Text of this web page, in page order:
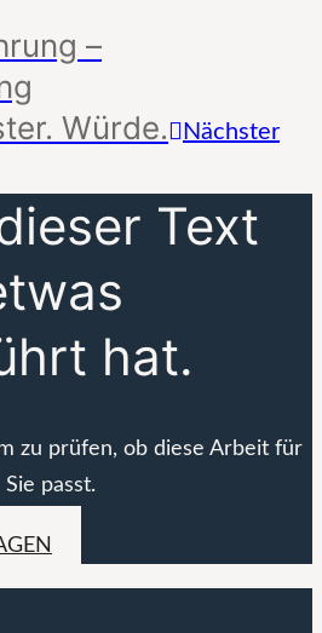
–
Würde. Nächster
Text
hat.
zu prüfen, ob diese Arbeit für
Sie passt.